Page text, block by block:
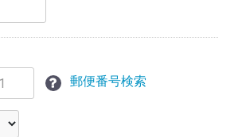
郵便番号検索